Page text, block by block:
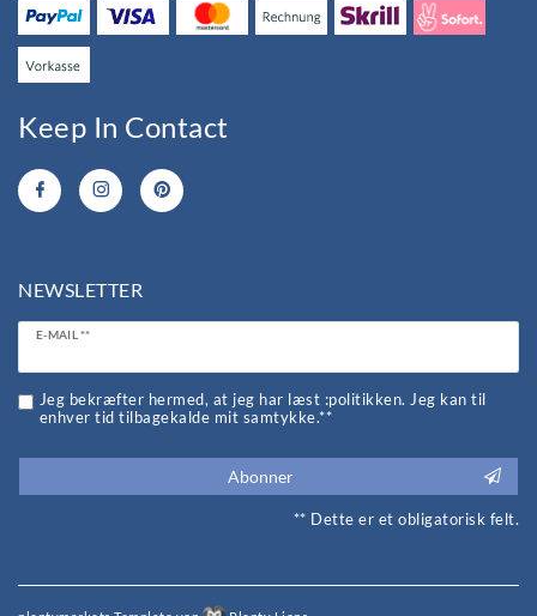
Keep In Contact
NEWSLETTER
E-MAIL **
Ceres::Template.newsletterHoneypotLabel
Jeg bekræfter hermed, at jeg har læst :politikken. Jeg kan til
enhver tid tilbagekalde mit samtykke.**
Abonner
** Dette er et obligatorisk felt.